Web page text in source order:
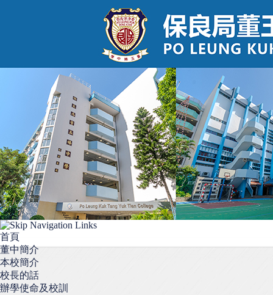
首頁
董中簡介
本校簡介
校長的話
辦學使命及校訓